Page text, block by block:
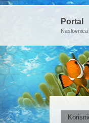
Portal
Naslovnica